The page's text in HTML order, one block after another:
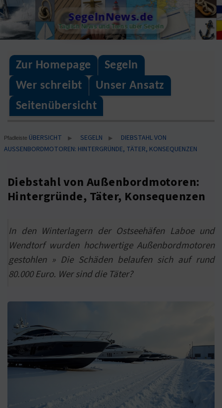
Skip
to
content
SegelnNews.de
Täglich News und Trens über Segeln
Zur Homepage
Segeln
Wer schreibt
Unser Ansatz
Seitenübersicht
Pfadleiste ÜBERSICHT ▶ SEGELN ▶
DIEBSTAHL VON
AUSSENBORDMOTOREN: HINTERGRÜNDE, TÄTER, KONSEQUENZEN
Diebstahl von Außenbordmotoren:
Hintergründe, Täter, Konsequenzen
In den Winterlagern der Ostseehäfen Laboe und
Wendtorf wurden hochwertige Außenbordmotoren
gestohlen » Die Schäden belaufen sich auf rund
80.000 Euro. Wer sind die Täter?